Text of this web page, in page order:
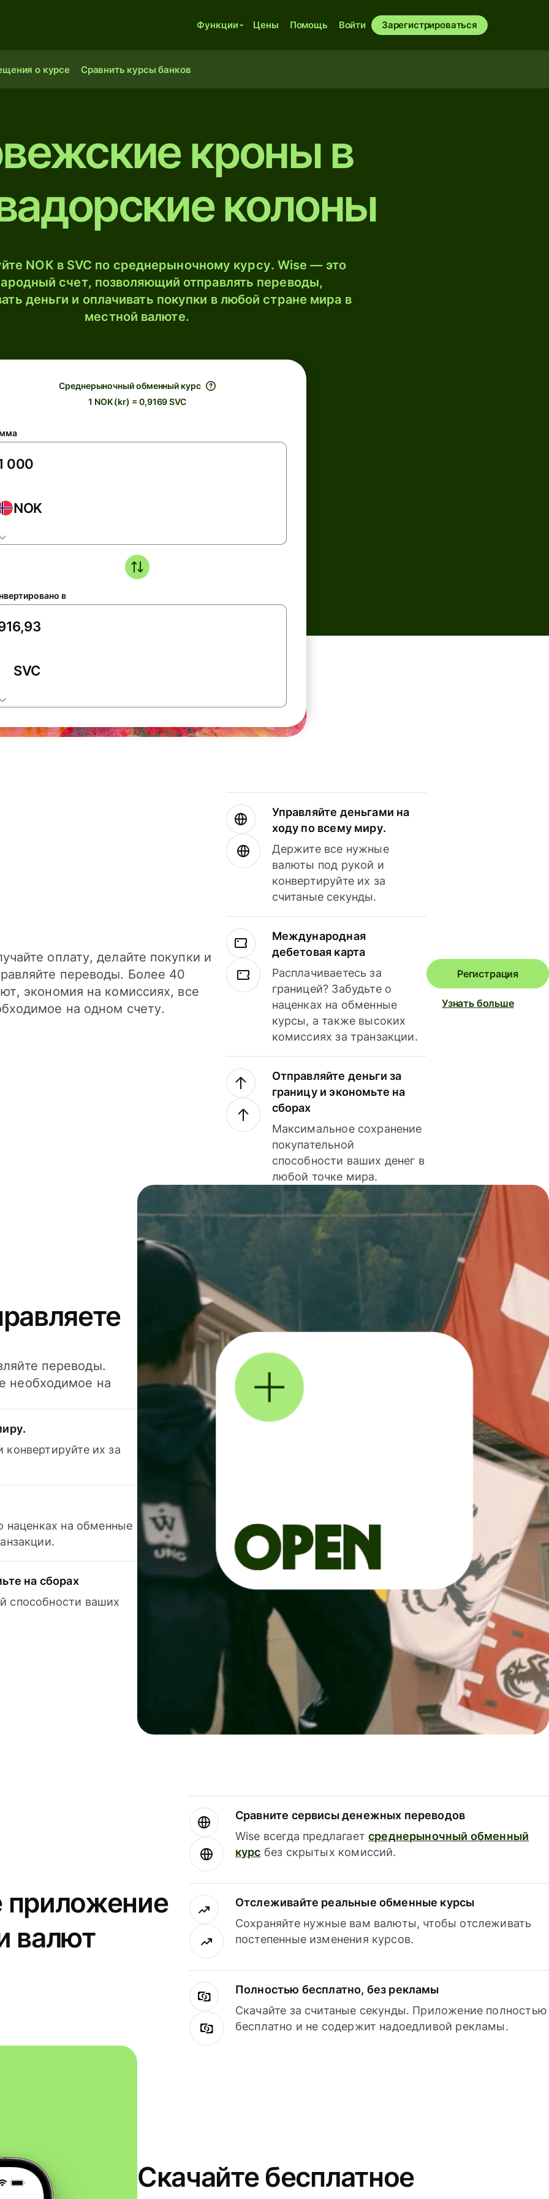
Функции Цены Помощь Войти Зарегистрироваться
о курсе Сравнить курсы банков
кроны в
колоны
NOK в SVC по среднерыночному курсу. Wise — это
счет, позволяющий отправлять переводы,
деньги и оплачивать покупки в любой стране мира в
местной валюте.
Среднерыночный обменный курс
1 NOK (kr) = 0,9169 SVC
NOK
в
SVC
оплату, делайте покупки и
переводы. Более 40
экономия на комиссиях, все
на одном счету.
Управляйте деньгами на
ходу по всему миру.
Держите все нужные
валюты под рукой и
конвертируйте их за
считаные секунды.
Международная
дебетовая карта
Расплачиваетесь за
границей? Забудьте о
наценках на обменные
курсы, а также высоких
комиссиях за транзакции.
Отправляйте деньги за
границу и экономьте на
сборах
Максимальное сохранение
покупательной
способности ваших денег в
любой точке мира.
Регистрация
Узнать больше
переводы.
необходимое на
их за
наценках на обменные
на сборах
способности ваших
приложение
валют
Сравните сервисы денежных переводов
Wise всегда предлагаетсреднерыночный обменный
курс без скрытых комиссий.
Отслеживайте реальные обменные курсы
Сохраняйте нужные вам валюты, чтобы отслеживать
постепенные изменения курсов.
Полностью бесплатно, без рекламы
Скачайте за считаные секунды. Приложение полностью
бесплатно и не содержит надоедливой рекламы.
Скачайте бесплатное